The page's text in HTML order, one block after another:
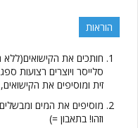
הוראות
חותכים את הקישואים(ללא
סלייסר ויוצרים רצועות
זית ומוסיפים את הקישואים,
וזהו! בתאבון =)